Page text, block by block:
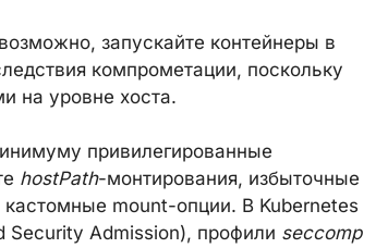
запускайте контейнеры в
компрометации, поскольку
на уровне хоста.
привилегированные
hostPath-монтирования, избыточные
кастомные mount-опции. В Kubernetes
Security Admission), профили seccomp